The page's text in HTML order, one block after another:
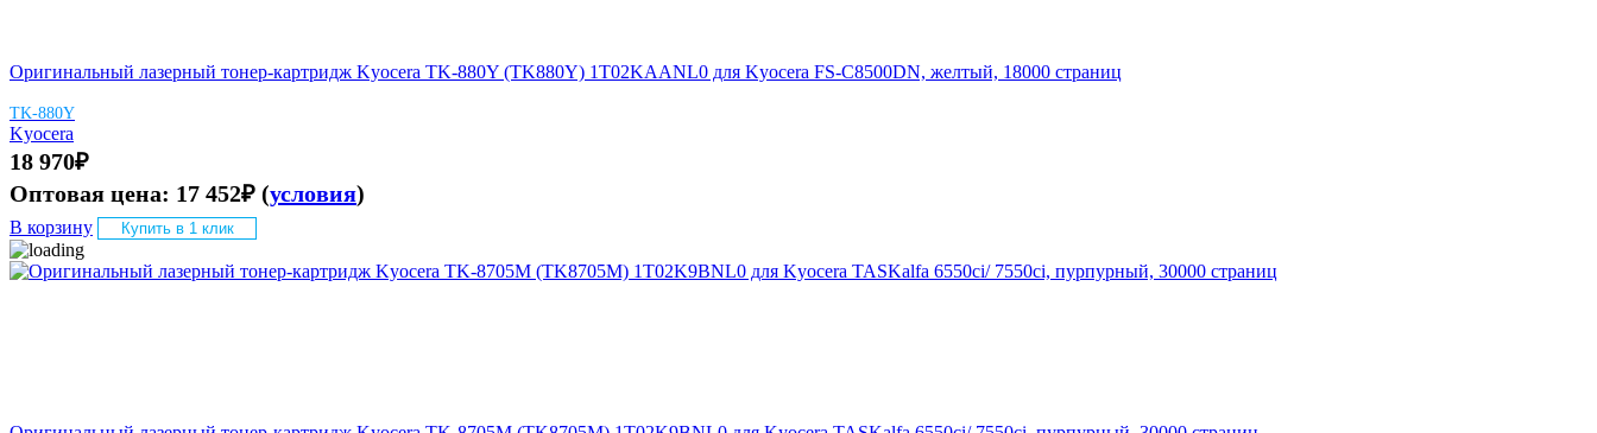
Оригинальный лазерный тонер-картридж Kyocera TK-880Y (TK880Y) 1T02KAANL0 для Kyocera FS-C8500DN, желтый, 18000 страниц
TK-880Y
Kyocera
18 970₽
Оптовая цена: 17 452₽ (условия)
В корзину Купить в 1 клик